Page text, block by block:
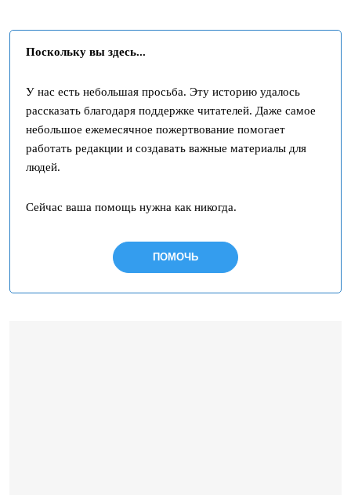
Поскольку вы здесь...
У нас есть небольшая просьба. Эту историю удалось
рассказать благодаря поддержке читателей. Даже самое
небольшое ежемесячное пожертвование помогает
работать редакции и создавать важные материалы для
людей.
Сейчас ваша помощь нужна как никогда.
ПОМОЧЬ